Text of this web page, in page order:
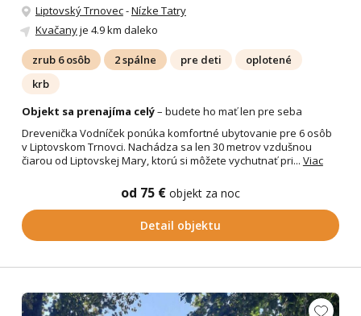
Liptovský Trnovec-Nízke Tatry
Kvačanyje 4.9 km daleko
zrub 6 osôb 2 spálne pre deti
oplotené
krb
Objekt sa prenajíma celý– budete ho mať len pre seba
Drevenička Vodníček ponúka komfortné ubytovanie pre 6 osôb
v Liptovskom Trnovci. Nachádza sa len 30 metrov vzdušnou
čiarou od Liptovskej Mary, ktorú si môžete vychutnať pri... Viac
od 75 € objekt za noc
Detail objektu